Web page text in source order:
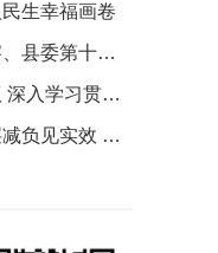
生幸福画卷
市委第九轮交叉巡察、县委第十轮常规巡察和“5+3”专项巡察集中反馈暨第十一轮巡察工作动员部署会议召开
省委常委会召开会议 深入学习贯彻习近平总书记重要讲话指示精神 咬住目标激发斗志创新思维奋力往前赶 梁言顺主持并讲话
【减负一年间】基层减负见实效 松绑赋能促发展